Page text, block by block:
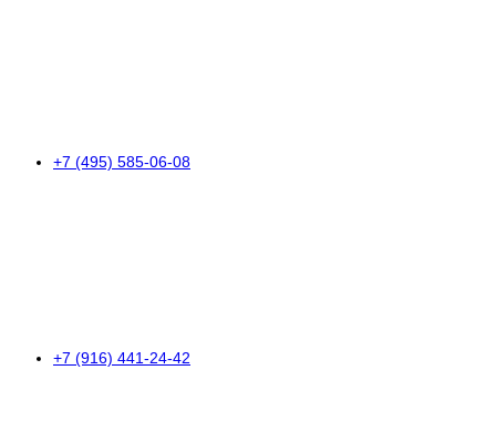
+7 (495) 585-06-08
+7 (916) 441-24-42